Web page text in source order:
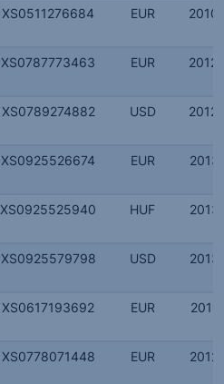
XS0511276684 EUR
XS0787773463 EUR
XS0789274882 USD
XS0925526674 EUR
XS0925525940 HUF
XS0925579798 USD
XS0617193692 EUR
XS0778071448 EUR